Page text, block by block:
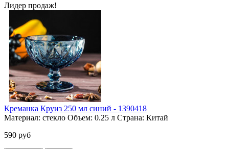
Лидер продаж!
Креманка Круиз 250 мл синий - 1390418
Материал: стекло Объем: 0.25 л Страна: Китай
590 руб